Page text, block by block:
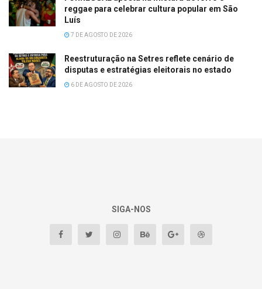
reggae para celebrar cultura popular em São
Luís
7 DE AGOSTO DE 2026
Reestruturação na Setres reflete cenário de
disputas e estratégias eleitorais no estado
6 DE AGOSTO DE 2026
SIGA-NOS